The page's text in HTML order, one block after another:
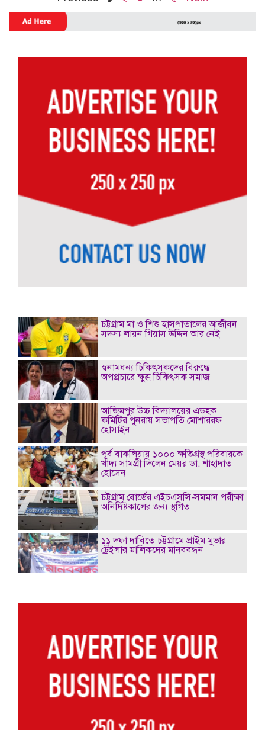
চট্টগ্রাম মা ও শিশু হাসপাতালের আজীবন
সদস্য লায়ন গিয়াস উদ্দিন আর নেই
স্বনামধন্য চিকিৎসকদের বিরুদ্ধে
অপপ্রচারে ক্ষুব্ধ চিকিৎসক সমাজ
আজিমপুর উচ্চ বিদ্যালয়ের এডহক
কমিটির পুনরায় সভাপতি মোশাররফ
হোসাইন
পূর্ব বাকলিয়ায় ১০০০ ক্ষতিগ্রস্থ পরিবারকে
খাদ্য সামগ্রী দিলেন মেয়র ডা. শাহাদাত
হোসেন
চট্টগ্রাম বোর্ডের এইচএসসি-সমমান পরীক্ষা
অনির্দিষ্টকালের জন্য স্থগিত
১১ দফা দাবিতে চট্টগ্রামে প্রাইম মুভার
ট্রেইলার মালিকদের মানববন্ধন